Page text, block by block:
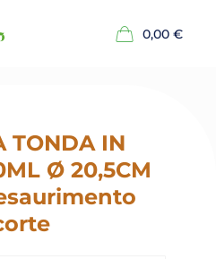
0,00 €
TONDA IN
Ø 20,5CM